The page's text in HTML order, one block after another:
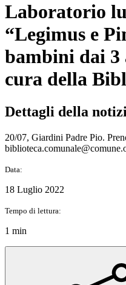
Laboratorio
“Legimus e
bambini dai 3
cura della
Dettagli della
20/07, Giardini Padre Pio.
Data:
18 Luglio 2022
Tempo di lettura:
1 min